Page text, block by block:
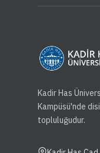
Kadir Has
Kampüsü'nde
topluluğudur.